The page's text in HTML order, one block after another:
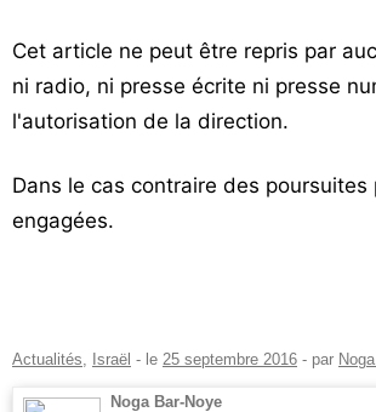
Cet article ne peut être repris par
ni radio, ni presse écrite ni presse
l'autorisation de la direction.
Dans le cas contraire des poursuites
engagées.
Actualités, Israël - le 25 septembre 2016 - par
Noga Bar-Noye